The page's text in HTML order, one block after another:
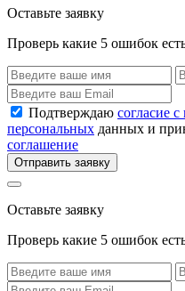
Оставьте заявку
Проверь какие 5 ошибок
Подтверждаю согласие
персональных данных и
соглашение
Отправить заявку
Оставьте заявку
Проверь какие 5 ошибок